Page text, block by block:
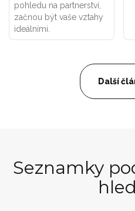
pohledu na partnerství,
začnou být vaše vztahy
ideálními.
Další
Seznamky